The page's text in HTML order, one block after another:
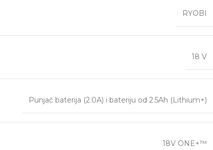
RYOBI
18 V
Punjač baterija (2.0A) i bateriju od 2.5Ah (Lithium+)
18V ONE+™